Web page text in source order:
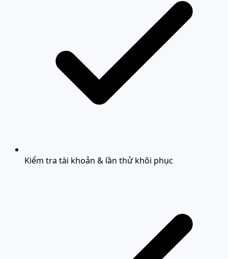
Kiểm tra tài khoản & lần thử khôi phục